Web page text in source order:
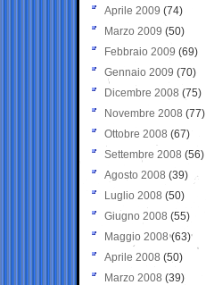
Aprile 2009 (74)
Marzo 2009 (50)
Febbraio 2009 (69)
Gennaio 2009 (70)
Dicembre 2008 (75)
Novembre 2008 (77)
Ottobre 2008 (67)
Settembre 2008 (56)
Agosto 2008 (39)
Luglio 2008 (50)
Giugno 2008 (55)
Maggio 2008(63)
Aprile 2008 (50)
Marzo 2008 (39)